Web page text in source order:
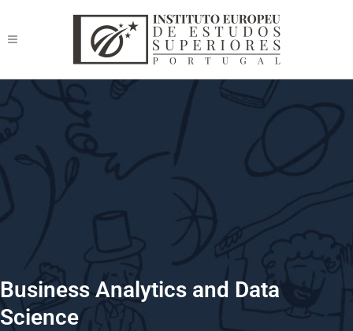
Business Analytics and Data
Science